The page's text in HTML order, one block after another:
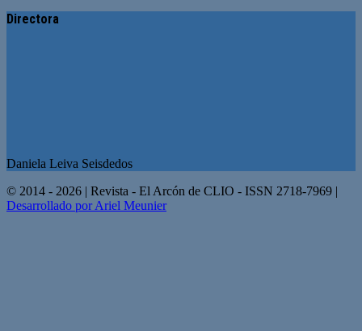
Directora
Daniela Leiva Seisdedos
© 2014 - 2026 | Revista - El Arcón de CLIO - ISSN 2718-7969 |
Desarrollado por Ariel Meunier